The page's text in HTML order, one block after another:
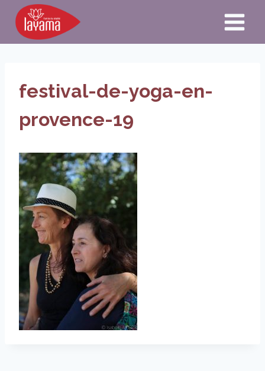
Aller
contenu
festival-de-yoga-en-
provence-19